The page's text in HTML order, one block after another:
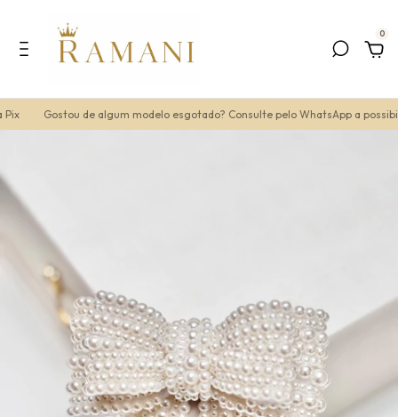
0
Gostou de algum modelo esgotado? Consulte pelo WhatsApp a